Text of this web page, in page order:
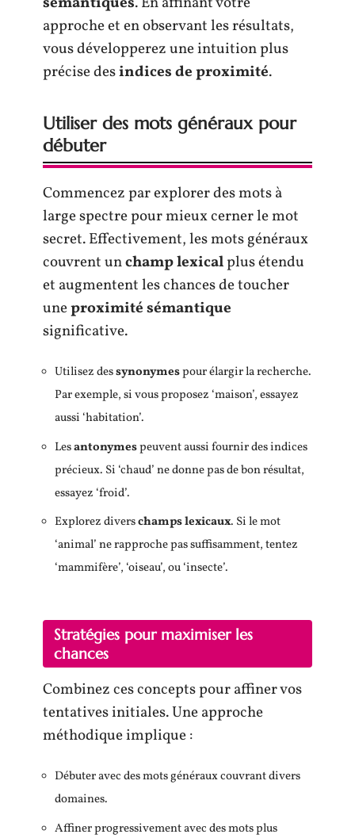
approche et en observant les résultats,
vous développerez une intuition plus
précise desindices de proximité.
Utiliser des mots généraux pour
débuter
Commencez par explorer des mots à
large spectre pour mieux cerner le mot
secret. Effectivement, les mots généraux
couvrent unchamp lexicalplus étendu
et augmentent les chances de toucher
uneproximité sémantique
significative.
Utilisez dessynonymespour élargir la recherche.
Par exemple, si vous proposez ‘maison’, essayez
aussi ‘habitation’.
Lesantonymespeuvent aussi fournir des indices
précieux. Si ‘chaud’ ne donne pas de bon résultat,
essayez ‘froid’.
Explorez diverschamps lexicaux. Si le mot
‘animal’ ne rapproche pas suffisamment, tentez
‘mammifère’, ‘oiseau’, ou ‘insecte’.
Stratégies pour maximiser les
chances
Combinez ces concepts pour affiner vos
tentatives initiales. Une approche
méthodique implique :
Débuter avec des mots généraux couvrant divers
domaines.
Affiner progressivement avec des mots plus